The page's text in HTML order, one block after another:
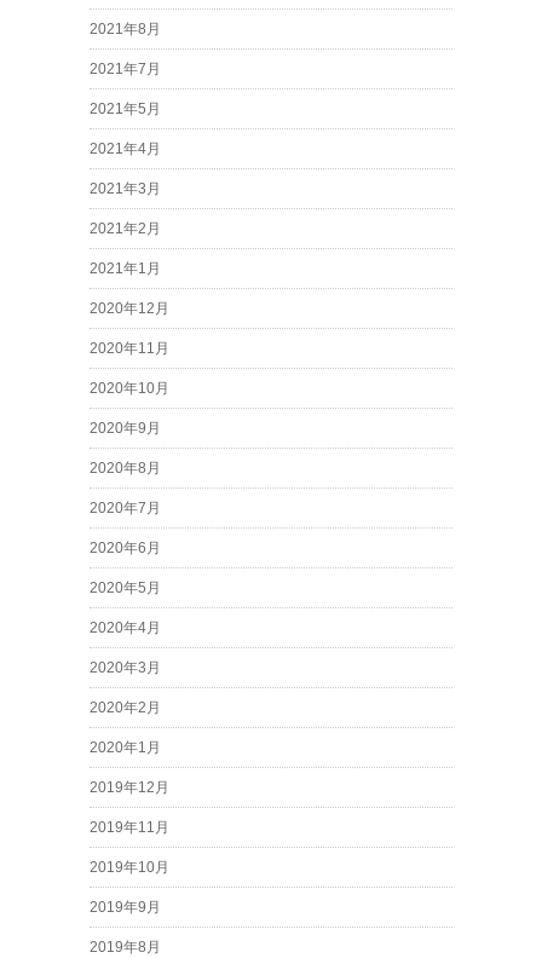
2021年8月
2021年7月
2021年5月
2021年4月
2021年3月
2021年2月
2021年1月
2020年12月
2020年11月
2020年10月
2020年9月
2020年8月
2020年7月
2020年6月
2020年5月
2020年4月
2020年3月
2020年2月
2020年1月
2019年12月
2019年11月
2019年10月
2019年9月
2019年8月